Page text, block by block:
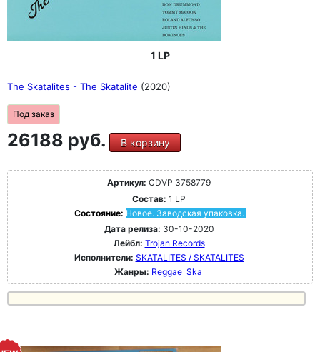
1 LP
The Skatalites - The Skatalite (2020)
Под заказ
26188 руб. В корзину
Артикул: CDVP 3758779
Состав: 1 LP
Состояние: Новое. Заводская упаковка.
Дата релиза: 30-10-2020
Лейбл: Trojan Records
Исполнители: SKATALITES / SKATALITES
Жанры: Reggae Ska